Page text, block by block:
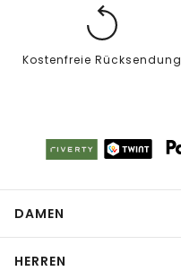
Kostenfreie Rücksendung
DAMEN
HERREN